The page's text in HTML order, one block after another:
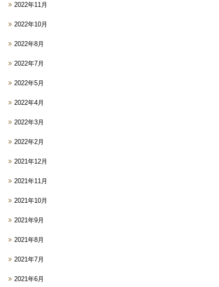
2022年11月
2022年10月
2022年8月
2022年7月
2022年5月
2022年4月
2022年3月
2022年2月
2021年12月
2021年11月
2021年10月
2021年9月
2021年8月
2021年7月
2021年6月